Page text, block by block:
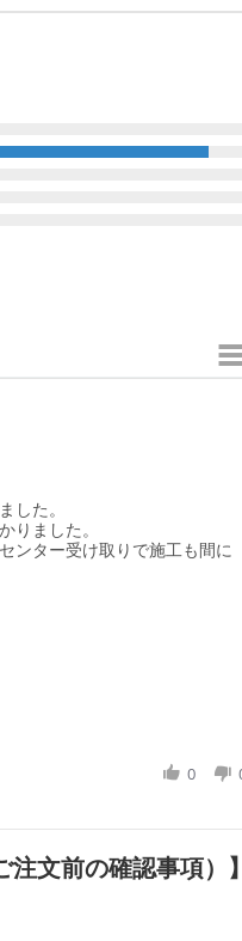
した。
りました。
ンター受け取りで施工も間に
0
注文前の確認事項）